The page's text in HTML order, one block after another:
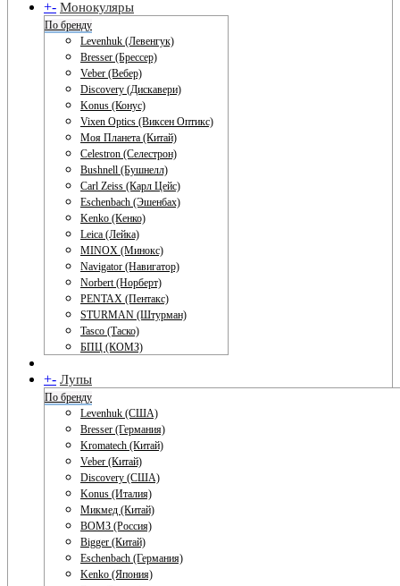
+- Монокуляры
По бренду
Levenhuk (Левенгук)
Bresser (Брессер)
Veber (Вебер)
Discovery (Дискавери)
Konus (Конус)
Vixen Optics (Виксен Оптикс)
Моя Планета (Китай)
Celestron (Селестрон)
Bushnell (Бушнелл)
Carl Zeiss (Карл Цейс)
Eschenbach (Эшенбах)
Kenko (Кенко)
Leica (Лейка)
MINOX (Минокс)
Navigator (Навигатор)
Norbert (Норберт)
PENTAX (Пентакс)
STURMAN (Штурман)
Tasco (Таско)
БПЦ (КОМЗ)
+- Лупы
По бренду
Levenhuk (США)
Bresser (Германия)
Kromatech (Китай)
Veber (Китай)
Discovery (США)
Konus (Италия)
Микмед (Китай)
ВОМЗ (Россия)
Bigger (Китай)
Eschenbach (Германия)
Kenko (Япония)